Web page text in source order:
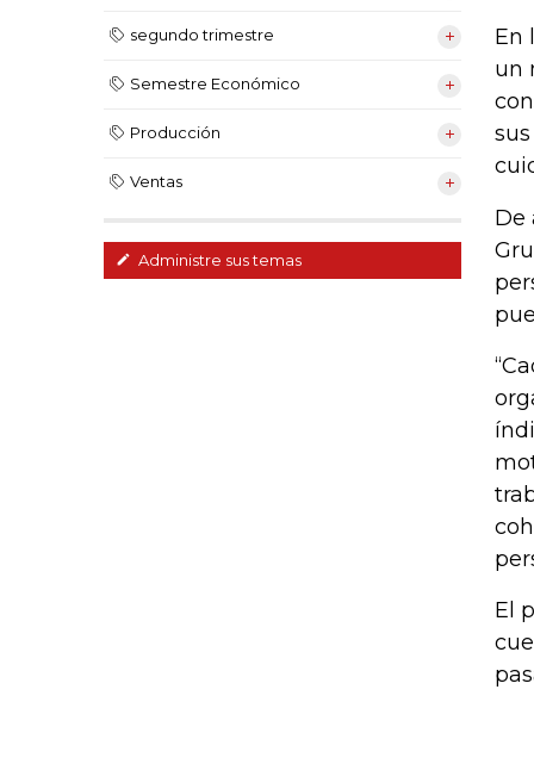
segundo trimestre
Semestre Económico
Producción
Ventas
Administre sus temas
En
un
De
El